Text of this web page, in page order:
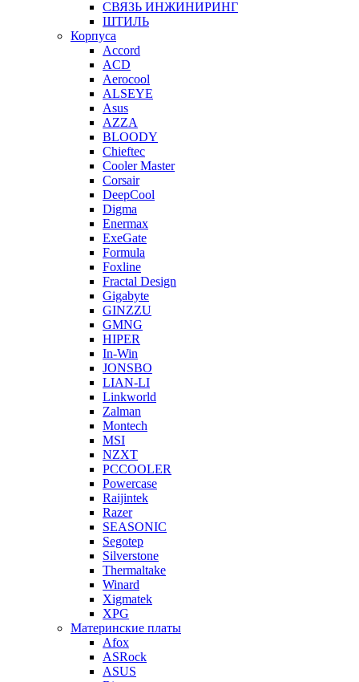
СВЯЗЬ ИНЖИНИРИНГ
ШТИЛЬ
Корпуса
Accord
ACD
Aerocool
ALSEYE
Asus
AZZA
BLOODY
Chieftec
Cooler Master
Corsair
DeepCool
Digma
Enermax
ExeGate
Formula
Foxline
Fractal Design
Gigabyte
GINZZU
GMNG
HIPER
In-Win
JONSBO
LIAN-LI
Linkworld
Zalman
Montech
MSI
NZXT
PCCOOLER
Powercase
Raijintek
Razer
SEASONIC
Segotep
Silverstone
Thermaltake
Winard
Xigmatek
XPG
Материнские платы
Afox
ASRock
ASUS